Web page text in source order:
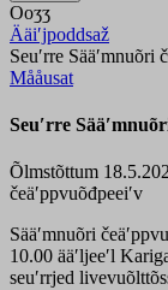
Ooʒʒ
Ääiʹjpoddsaž
Seuʹrre
Mååusat
Seuʹrre
Õlmstõttum
čeäʹppvuõđpeeiʹv
Sääʹmnuõri
10.00 ääʹljeeʹl
seuʹrrjed